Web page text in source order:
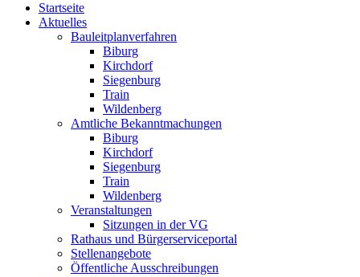
Startseite
Aktuelles
Bauleitplanverfahren
Biburg
Kirchdorf
Siegenburg
Train
Wildenberg
Amtliche Bekanntmachungen
Biburg
Kirchdorf
Siegenburg
Train
Wildenberg
Veranstaltungen
Sitzungen in der VG
Rathaus und Bürgerserviceportal
Stellenangebote
Öffentliche Ausschreibungen